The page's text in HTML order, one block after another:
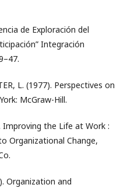
de Exploración del
Integración
L. (1977). Perspectives on
McGraw-Hill.
Improving the Life at Work :
Organizational Change,
Organization and